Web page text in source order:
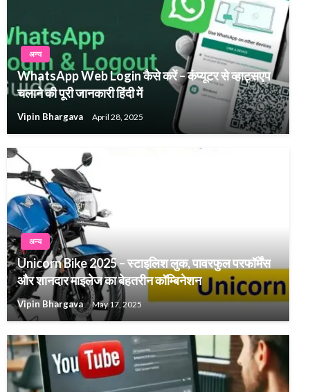
अन्य
WhatsApp Web Login कैसे करें – कंप्यूटर से व्हाट्सएप
चलाने की पूरी जानकारी हिंदी में
Vipin Bhargava April 28, 2025
अन्य
Unicorn Bike 2025 – स्टाइलिश लुक, पावरफुल परफॉर्मेंस
और शानदार माइलेज का बेहतरीन कॉम्बिनेशन
Vipin Bhargava May 17, 2025